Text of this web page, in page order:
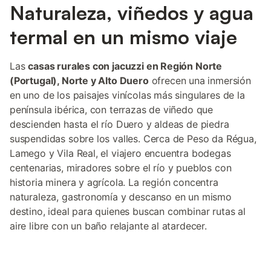
Naturaleza, viñedos y agua
termal en un mismo viaje
Lascasas rurales con jacuzzi en Región Norte
(Portugal), Norte y Alto Dueroofrecen una inmersión
en uno de los paisajes vinícolas más singulares de la
península ibérica, con terrazas de viñedo que
descienden hasta el río Duero y aldeas de piedra
suspendidas sobre los valles. Cerca de Peso da Régua,
Lamego y Vila Real, el viajero encuentra bodegas
centenarias, miradores sobre el río y pueblos con
historia minera y agrícola. La región concentra
naturaleza, gastronomía y descanso en un mismo
destino, ideal para quienes buscan combinar rutas al
aire libre con un baño relajante al atardecer.